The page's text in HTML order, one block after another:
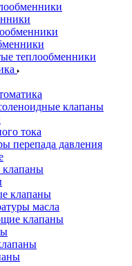
теплообменники
клапаны
тока
перепада давления
клапаны
клапаны
масла
клапаны